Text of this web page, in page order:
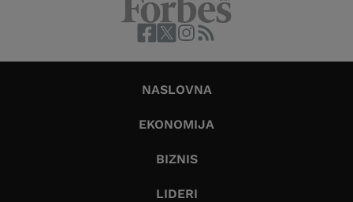
NASLOVNA
EKONOMIJA
BIZNIS
LIDERI